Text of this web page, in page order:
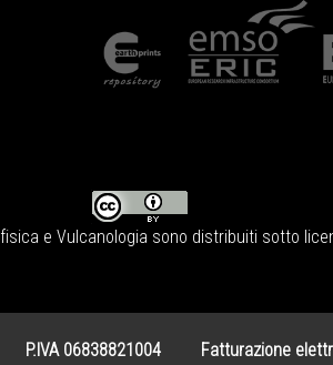
e Vulcanologia sono distribuiti sotto
P.IVA 06838821004 Fatturazione